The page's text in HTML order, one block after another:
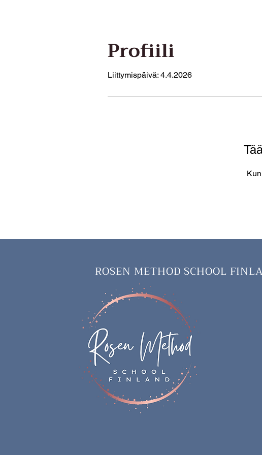
Profiili
Liittymispäivä: 4.4.2026
ROSEN METHOD SCHOOL